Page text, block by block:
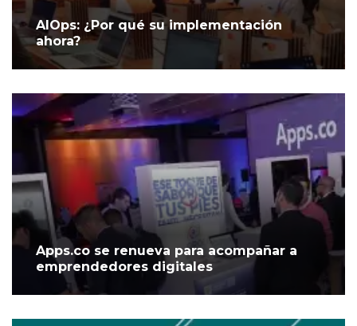
AIOps: ¿Por qué su implementación
ahora?
Apps.co se renueva para acompañar a
emprendedores digitales